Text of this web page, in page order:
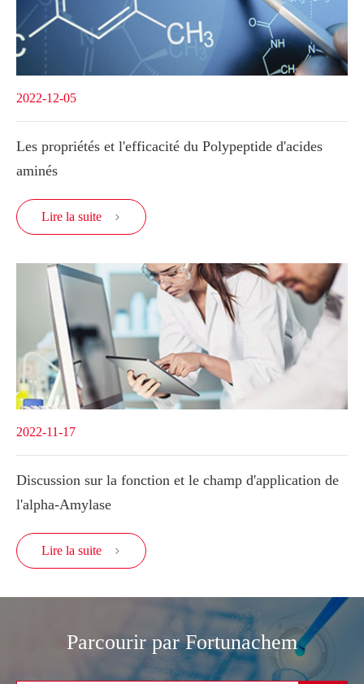
2022-12-05
Les propriétés et l'efficacité du Polypeptide d'acides
aminés
Lire la suite 
2022-11-17
Discussion sur la fonction et le champ d'application de
l'alpha-Amylase
Lire la suite 
Parcourir par Fortunachem